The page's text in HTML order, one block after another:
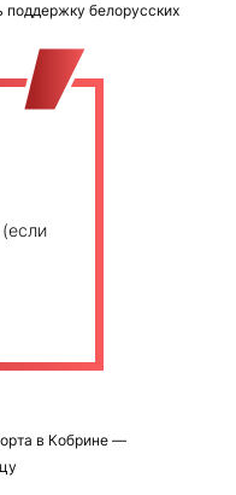
поддержку белорусских
в Кобрине —